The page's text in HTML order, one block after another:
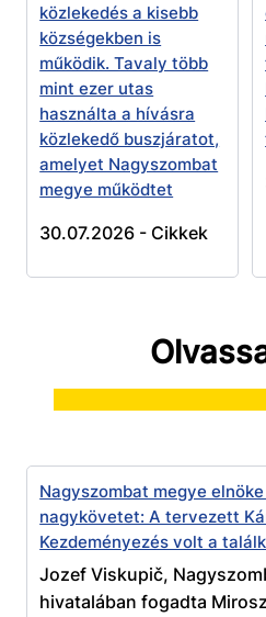
közlekedés a kisebb
községekben is
működik. Tavaly több
mint ezer utas
használta a hívásra
közlekedő buszjáratot,
amelyet Nagyszombat
megye működtet
30.07.2026 - Cikkek
Nagyszombat megye
nagykövetet: A tervezett
Kezdeményezés volt a
Jozef Viskupič,
hivatalában fogadta